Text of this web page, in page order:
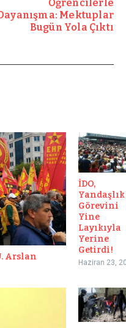
Öğrencilerle
Mektuplar
Bugün Yola Çıktı
Arslan
İDO,
Yandaşlık
Görevini
Yine
Layıkıyla
Yerine
Getirdi!
Haziran 23,